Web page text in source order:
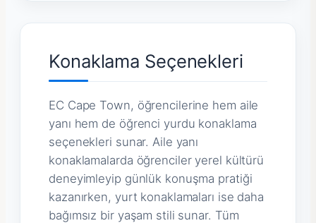
Konaklama Seçenekleri
EC Cape Town, öğrencilerine hem aile
yanı hem de öğrenci yurdu konaklama
seçenekleri sunar. Aile yanı
konaklamalarda öğrenciler yerel kültürü
deneyimleyip günlük konuşma pratiği
kazanırken, yurt konaklamaları ise daha
bağımsız bir yaşam stili sunar. Tüm